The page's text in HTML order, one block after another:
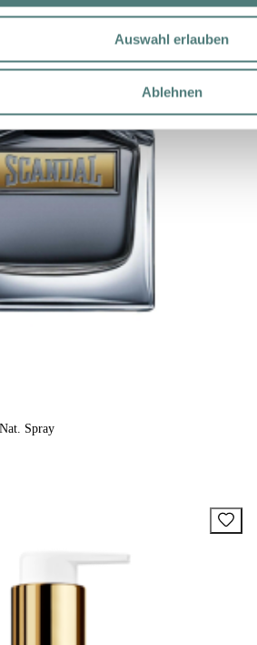
Auswahl erlauben
Ablehnen
Spray